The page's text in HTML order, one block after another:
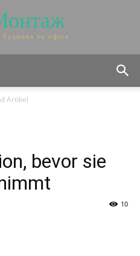
та офіса
Artikel
bevor sie
10